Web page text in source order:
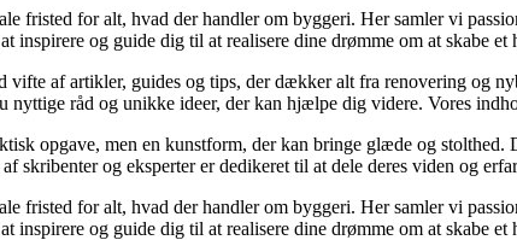
fristed for alt, hvad der handler om byggeri. Her samler vi
inspirere og guide dig til at realisere dine drømme om at skabe
vifte af artikler, guides og tips, der dækker alt fra renovering og
råd og unikke ideer, der kan hjælpe dig videre. Vores
opgave, men en kunstform, der kan bringe glæde og
skribenter og eksperter er dedikeret til at dele deres viden og
fristed for alt, hvad der handler om byggeri. Her samler vi
inspirere og guide dig til at realisere dine drømme om at skabe